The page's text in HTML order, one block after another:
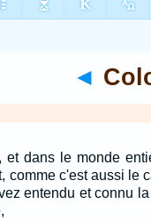
◄
et dans le monde
comme c'est aussi le
entendu et connu